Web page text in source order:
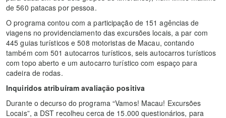
de 560 patacas por pessoa.
O programa contou com a participação de 151 agências de
viagens no providenciamento das excursões locais, a par com
445 guias turísticos e 508 motoristas de Macau, contando
também com 501 autocarros turísticos, seis autocarros turísticos
com topo aberto e um autocarro turístico com espaço para
cadeira de rodas.
Inquiridos atribuíram avaliação positiva
Durante o decurso do programa “Vamos! Macau! Excursões
Locais”, a DST recolheu cerca de 15.000 questionários, para